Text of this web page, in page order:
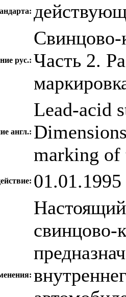
рус.:
Свинцово-
Часть 2.
англ.:
Lead-acid
marking of
01.01.1995
Настоящий
свинцово-